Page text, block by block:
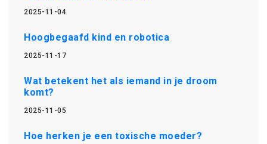
2025-11-04
Hoogbegaafd kind en robotica
2025-11-17
Wat betekent het als iemand in je droom
komt?
2025-11-05
Hoe herken je een toxische moeder?